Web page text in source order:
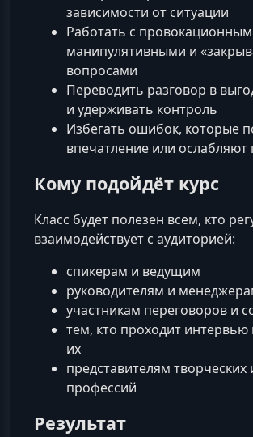
зависимости от ситуации
Работать с
манипулятивными и
вопросами
Переводить разговор в
и удерживать контроль
Избегать ошибок, которые
впечатление или
Кому подойдёт курс
Класс будет полезен всем, кто
взаимодействует с аудиторией:
спикерам и ведущим
руководителям и
участникам переговоров и
тем, кто проходит интервью
их
представителям
профессий
Результат